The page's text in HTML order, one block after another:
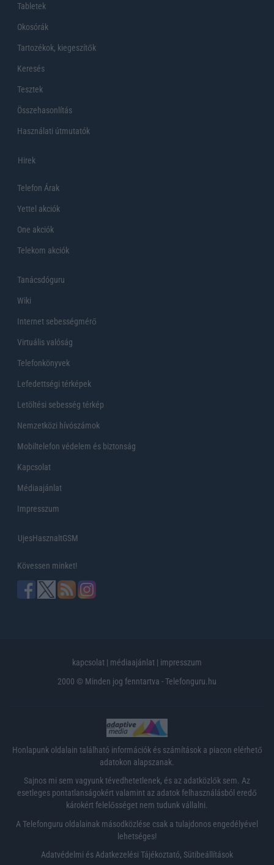
Tabletek
Okosórák
Tartozékok, kiegeszítők
Keresés
Tesztek
Összehasonlítás
Használati útmutatók
Hirek
Telefon Árak
Yettel akciók
One akciók
Telekom akciók
Tanácsdóguru
Wiki
Internet sebességmérő
Virtuális valóság
Telefonkönyvek
Lefedettségi térképek
Letöltési sebesség térkép
Nemzetközi hívószámok
Mobiltelefon védelem és biztonság
Kapcsolat
Médiaajánlat
Impresszum
UjesHasznaltGSM
Kövessen minket!
kapcsolat | médiaajánlat | impresszum
2000 © Minden jog fenntartva - Telefonguru.hu
Honlapunk oldalain található információk és számítások a piacon elérhető
adatokon alapszanak.
Sajnos mi sem vagyunk tévedhetetlenek, és az adatközlők sem. Az
esetleges pontatlanságokért valamint az adatok felhasználásból eredő
károkért felelősséget nem tudunk vállalni.
A Telefonguru oldalainak másodközlése csak a tulajdonos engedélyével
lehetséges!
Adatvédelmi és Adatkezelési Tájékoztató, Sütibeállítások